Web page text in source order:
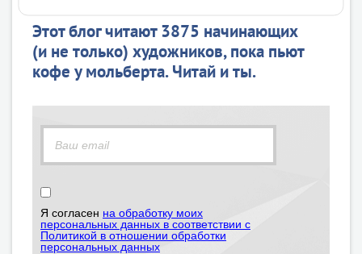
Этот блог читают 3875 начинающих
(и не только) художников, пока пьют
кофе у мольберта. Читай и ты.
Я согласен на обработку моих
персональных данных в соответствии с
Политикой в отношении обработки
персональных данных